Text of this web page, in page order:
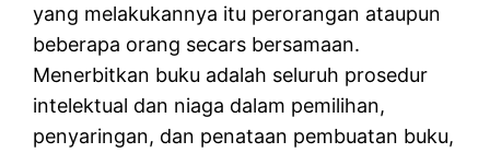
yang melakukannya itu perorangan ataupun
beberapa orang secars bersamaan.
Menerbitkan buku adalah seluruh prosedur
intelektual dan niaga dalam pemilihan,
penyaringan, dan penataan pembuatan buku,